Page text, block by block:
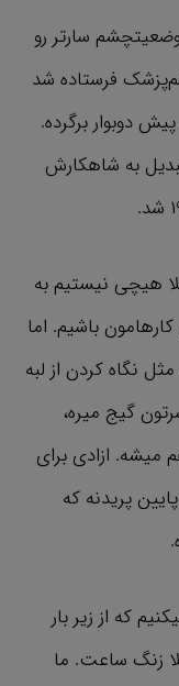
سارتر رو
فرستاده شد
دوبوار برگرده.
به شاهکارش
هیچی نیستیم به
باشیم. اما
نگاه کردن از لبه
گیج میره،
میشه. ازادی برای
پریدنه که
که از زیر بار
زنگ ساعت. ما